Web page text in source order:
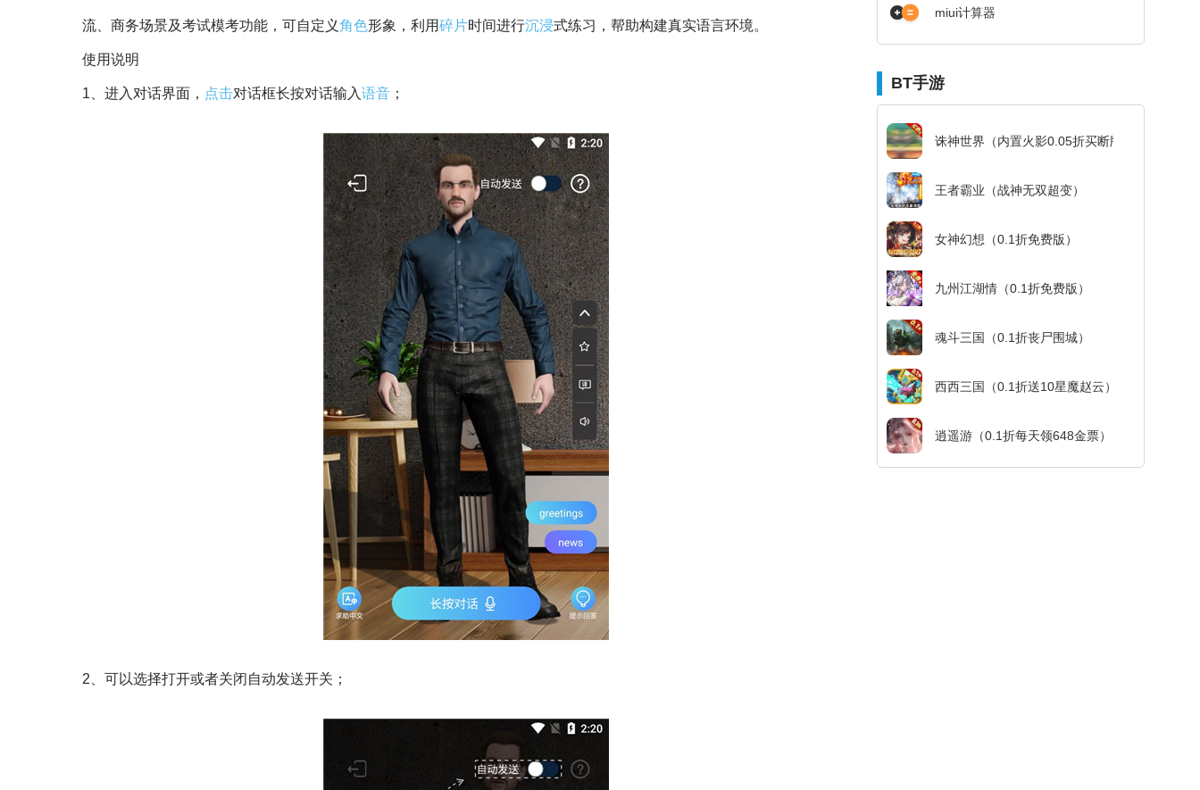
流、商务场景及考试模考功能，可自定义角色形象，利用碎片时间进行沉浸式练习，帮助构建真实语言环境。
使用说明
1、进入对话界面， 点击对话框长按对话输入语音 ；
2、可以选择打开或者关闭自动发送开关；
miui计算器
BT手游
诛神世界（内置火影0.05折买断版）
王者霸业（战神无双超变）
女神幻想（0.1折免费版）
九州江湖情（0.1折免费版）
魂斗三国（0.1折丧尸围城）
西西三国（0.1折送10星魔赵云）
逍遥游（0.1折每天领648金票）